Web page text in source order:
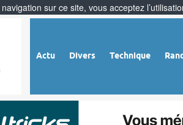
Actu Divers Technique
sur ce site, vous acceptez